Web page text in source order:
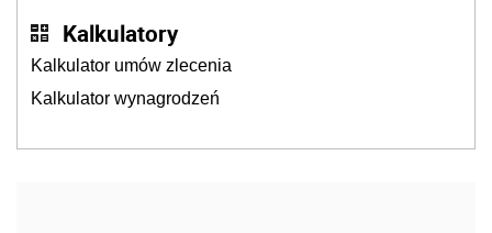
Kalkulatory
Kalkulator umów zlecenia
Kalkulator wynagrodzeń